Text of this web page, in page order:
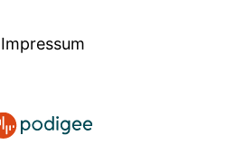
Impressum